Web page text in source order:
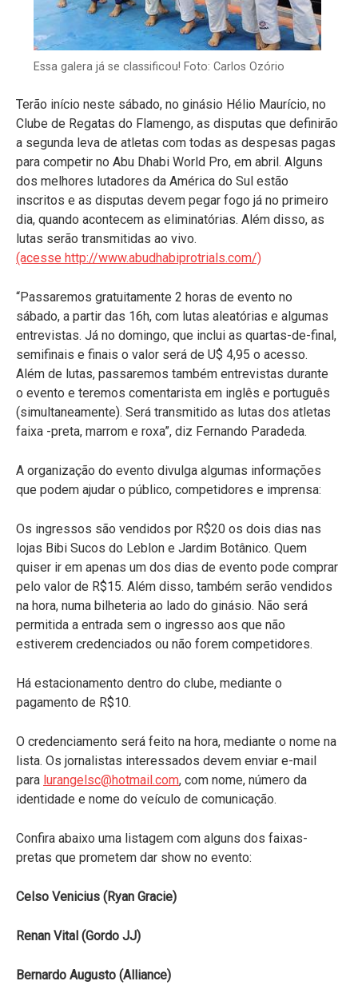
Essa galera já se classificou! Foto: Carlos Ozório
Terão início neste sábado, no ginásio Hélio Maurício, no
Clube de Regatas do Flamengo, as disputas que definirão
a segunda leva de atletas com todas as despesas pagas
para competir no Abu Dhabi World Pro, em abril. Alguns
dos melhores lutadores da América do Sul estão
inscritos e as disputas devem pegar fogo já no primeiro
dia, quando acontecem as eliminatórias. Além disso, as
lutas serão transmitidas ao vivo.
(acesse http://www.abudhabiprotrials.com/)
“Passaremos gratuitamente 2 horas de evento no
sábado, a partir das 16h, com lutas aleatórias e algumas
entrevistas. Já no domingo, que inclui as quartas-de-final,
semifinais e finais o valor será de U$ 4,95 o acesso.
Além de lutas, passaremos também entrevistas durante
o evento e teremos comentarista em inglês e português
(simultaneamente). Será transmitido as lutas dos atletas
faixa -preta, marrom e roxa”, diz Fernando Paradeda.
A organização do evento divulga algumas informações
que podem ajudar o público, competidores e imprensa:
Os ingressos são vendidos por R$20 os dois dias nas
lojas Bibi Sucos do Leblon e Jardim Botânico. Quem
quiser ir em apenas um dos dias de evento pode comprar
pelo valor de R$15. Além disso, também serão vendidos
na hora, numa bilheteria ao lado do ginásio. Não será
permitida a entrada sem o ingresso aos que não
estiverem credenciados ou não forem competidores.
Há estacionamento dentro do clube, mediante o
pagamento de R$10.
O credenciamento será feito na hora, mediante o nome na
lista. Os jornalistas interessados devem enviar e-mail
para lurangelsc@hotmail.com, com nome, número da
identidade e nome do veículo de comunicação.
Confira abaixo uma listagem com alguns dos faixas-
pretas que prometem dar show no evento:
Celso Venicius (Ryan Gracie)
Renan Vital (Gordo JJ)
Bernardo Augusto (Alliance)